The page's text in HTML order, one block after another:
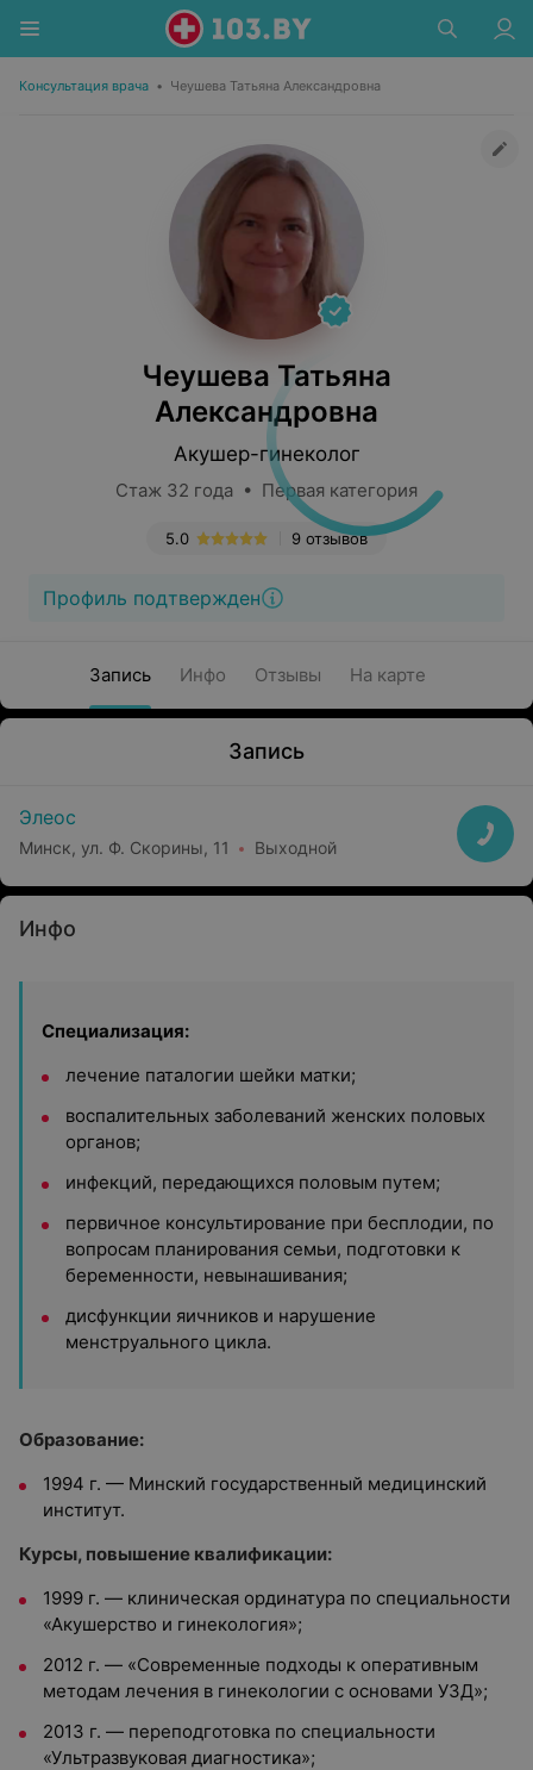
Консультация врача • Чеушева Татьяна Александровна
Чеушева Татьяна
Александровна
Акушер-гинеколог
Стаж 32 года • Первая категория
9 отзывов
5.0
Профиль подтвержден
Запись Инфо Отзывы На карте
Запись
Элеос
Минск, ул. Ф. Скорины, 11 Выходной
Инфо
Специализация:
лечение паталогии шейки матки;
воспалительных заболеваний женских половых
органов;
инфекций, передающихся половым путем;
первичное консультирование при бесплодии, по
вопросам планирования семьи, подготовки к
беременности, невынашивания;
дисфункции яичников и нарушение
менструального цикла.
Образование:
1994 г. — Минский государственный медицинский
институт.
Курсы, повышение квалификации:
1999 г. — клиническая ординатура по специальности
«Акушерство и гинекология»;
2012 г. — «Современные подходы к оперативным
методам лечения в гинекологии с основами УЗД»;
2013 г. — переподготовка по специальности
«Ультразвуковая диагностика»;